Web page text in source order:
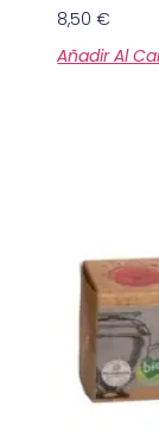
8,50€
Añadir Al